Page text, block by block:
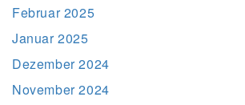
Februar 2025
Januar 2025
Dezember 2024
November 2024